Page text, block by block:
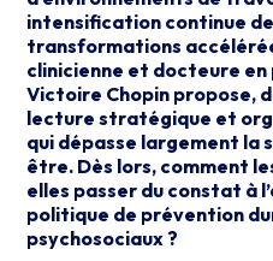
intensification continue
transformations
clinicienne et docteure
Victoire Chopin propose,
lecture stratégique et
qui dépasse largement la
être. Dès lors, comment
elles passer du constat à
politique de prévention
psychosociaux ?